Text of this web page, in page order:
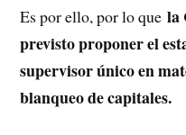
Es por ello, por lo quela
previsto proponer el
supervisor único en
blanqueo de capitales.